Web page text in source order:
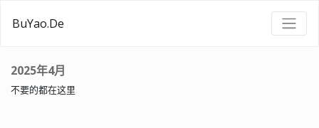
BuYao.De
2025年4月
不要的都在这里